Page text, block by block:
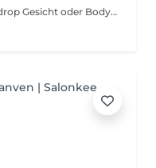
(nur in Verbindung mit einer Dermadrop Gesicht oder Body Behandlung buchbar) HÄNDE: Die Nailcure TDA mit Urea und Milchsäure ist die Soforthilfe für trockene, strapazierte Hände. Sie bietet empfindlicher Nagelhaut Schutz, stärkt und kräftigt die Nägel und unterstützt das Wachstum gesunder Nägel. FÜSSE: Intensive Feuchtigkeit und tiefenwirksame, nachhaltige Pflege für Ihre Füße. Perfekt zubuchbar zu einer Pediküre oder einer Dermadrop Gesicht oder Body Behandlung. KOPFHAUT: Bei dieser Behandlung werden die Haarwurzeln regeneriert, das gesunde Haarwachstum gefördert und Haarausfall vorgebeugt. Dünnes und mittelstarkes Haar wird voluminisiert und das Haar erhält einen seidigen Glanz.